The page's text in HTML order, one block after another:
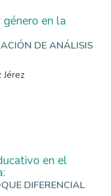
en la
DE ANÁLISIS
Jérez
en el
DIFERENCIAL